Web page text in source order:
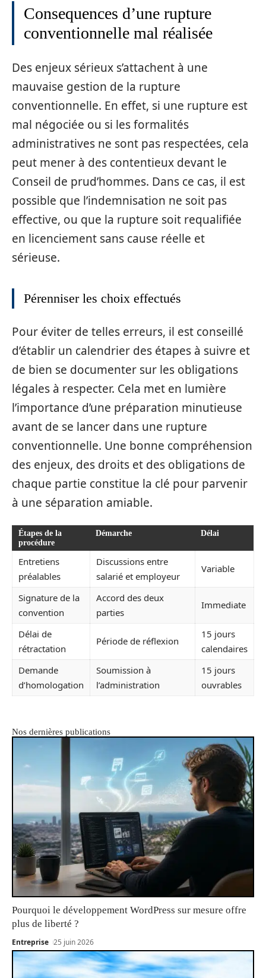
Consequences d’une rupture
conventionnelle mal réalisée
Des enjeux sérieux s’attachent à une
mauvaise gestion de la rupture
conventionnelle. En effet, si une rupture est
mal négociée ou si les formalités
administratives ne sont pas respectées, cela
peut mener à des contentieux devant le
Conseil de prud’hommes. Dans ce cas, il est
possible que l’indemnisation ne soit pas
effective, ou que la rupture soit requalifiée
en licenciement sans cause réelle et
sérieuse.
Pérenniser les choix effectués
Pour éviter de telles erreurs, il est conseillé
d’établir un calendrier des étapes à suivre et
de bien se documenter sur les obligations
légales à respecter. Cela met en lumière
l’importance d’une préparation minutieuse
avant de se lancer dans une rupture
conventionnelle. Une bonne compréhension
des enjeux, des droits et des obligations de
chaque partie constitue la clé pour parvenir
à une séparation amiable.
Étapes de la
procédure
Démarche Délai
Entretiens
préalables
Discussions entre
salarié et employeur
Variable
Signature de la
convention
Accord des deux
parties
Immediate
Délai de
rétractation
Période de réflexion
15 jours
calendaires
Demande
d’homologation
Soumission à
l’administration
15 jours
ouvrables
Nos dernières publications
Pourquoi le développement WordPress sur mesure offre
plus de liberté ?
Entreprise 25 juin 2026